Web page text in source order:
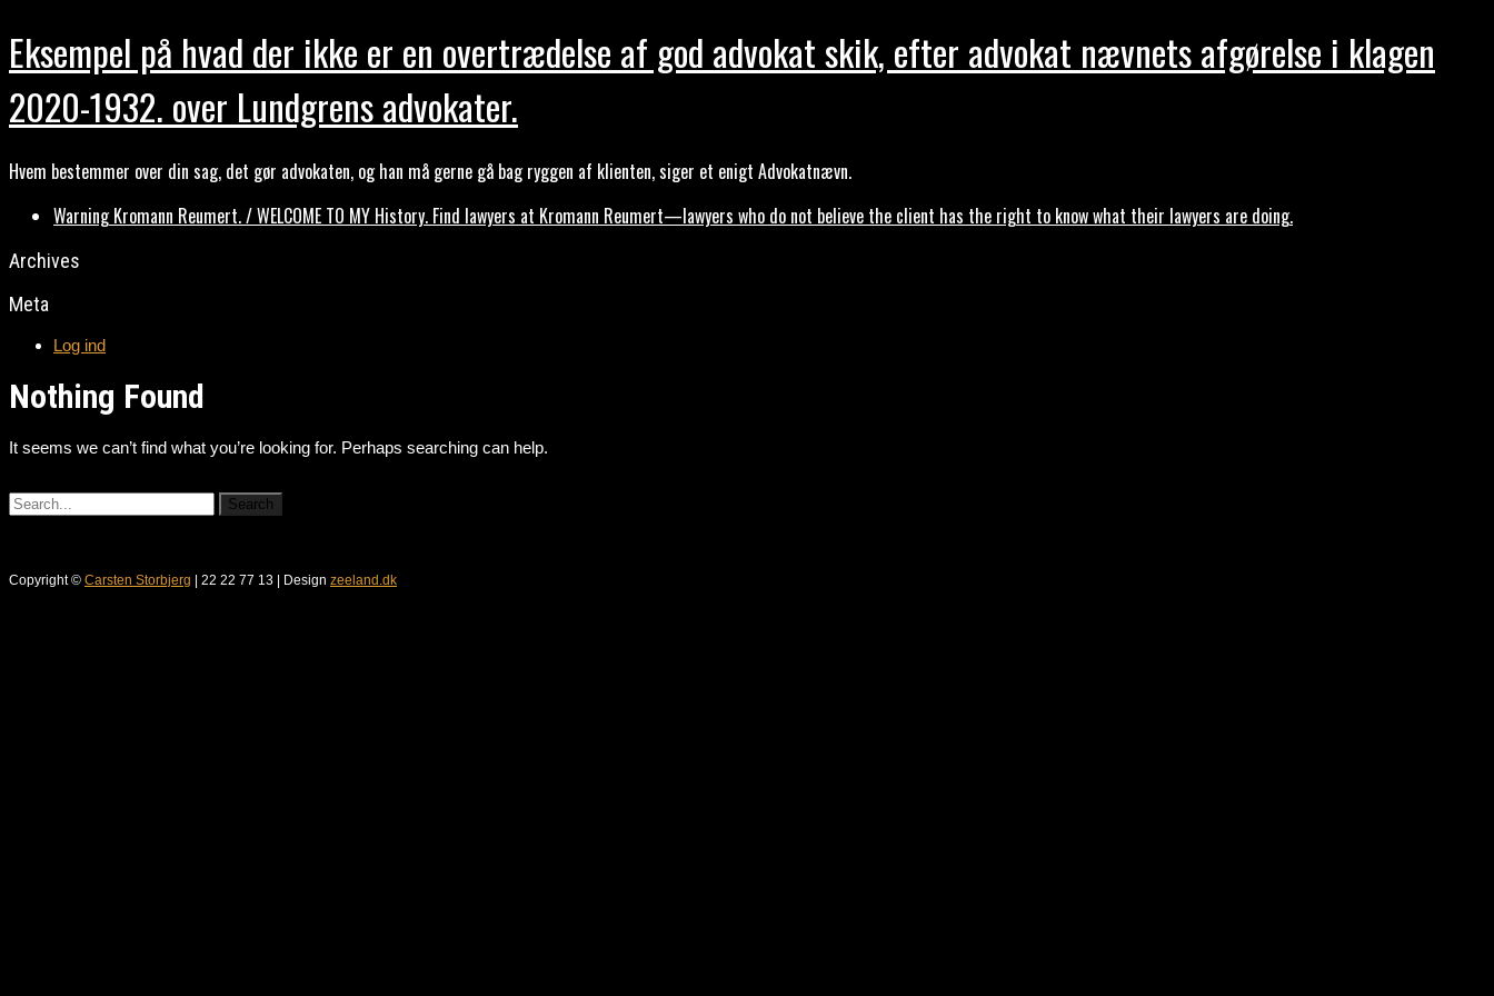
Eksempel på hvad der ikke er en overtrædelse af god advokat skik, efter advokat nævnets afgørelse i klagen
2020-1932. over Lundgrens advokater.
Hvem bestemmer over din sag, det gør advokaten, og han må gerne gå bag ryggen af klienten, siger et enigt Advokatnævn.
Warning Kromann Reumert. / WELCOME TO MY History. Find lawyers at Kromann Reumert—lawyers who do not believe the client has the right to know what their lawyers are doing.
Archives
Meta
Log ind
Nothing Found
It seems we can’t find what you’re looking for. Perhaps searching can help.
Copyright © Carsten Storbjerg | 22 22 77 13 | Design zeeland.dk